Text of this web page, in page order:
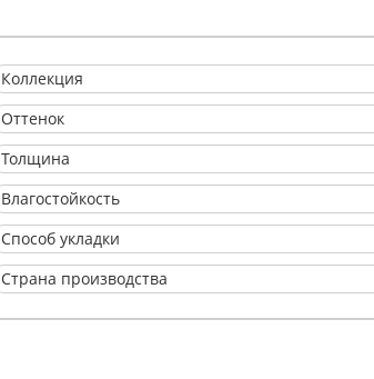
Коллекция
Оттенок
Толщина
Влагостойкость
Способ укладки
Страна производства